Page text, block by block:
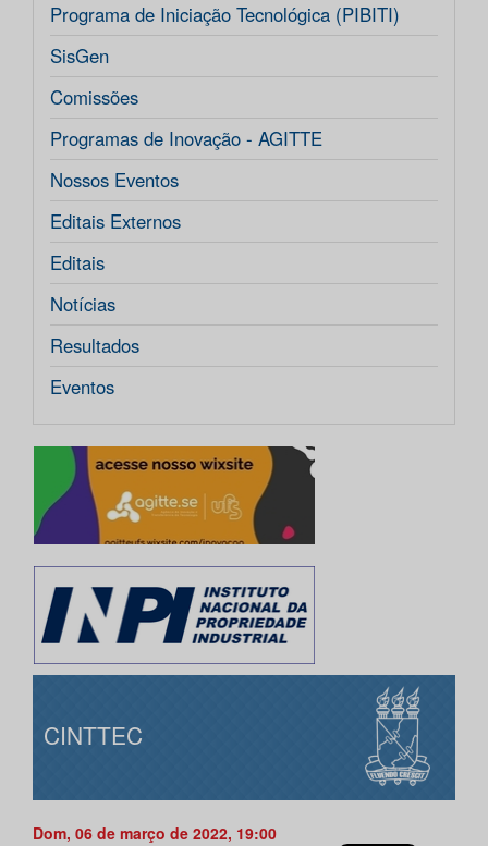
Programa de Iniciação Tecnológica (PIBITI)
SisGen
Comissões
Programas de Inovação - AGITTE
Nossos Eventos
Editais Externos
Editais
Notícias
Resultados
Eventos
CINTTEC
Dom, 06 de março de 2022, 19:00